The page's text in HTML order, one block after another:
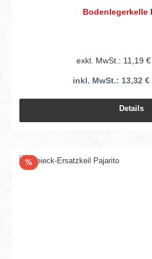
Bodenlegerkelle
exkl. MwSt.: 11,19
inkl. MwSt.: 13,32 €
Details
%Rabatt